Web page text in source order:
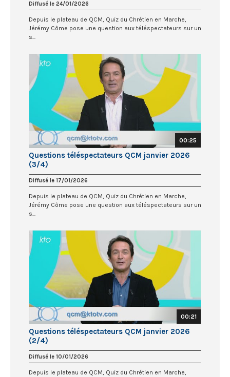
Diffusé le 24/01/2026
Depuis le plateau de QCM, Quiz du Chrétien en Marche,
Jérémy Côme pose une question aux téléspectateurs sur un
s...
00:25
Questions téléspectateurs QCM janvier 2026
(3/4)
Diffusé le 17/01/2026
Depuis le plateau de QCM, Quiz du Chrétien en Marche,
Jérémy Côme pose une question aux téléspectateurs sur un
s...
00:21
Questions téléspectateurs QCM janvier 2026
(2/4)
Diffusé le 10/01/2026
Depuis le plateau de QCM, Quiz du Chrétien en Marche,